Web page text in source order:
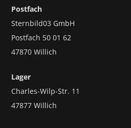
Postfach
Sternbild03 GmbH
Postfach 50 01 62
47870 Willich
Lager
Charles-Wilp-Str. 11
47877 Willich